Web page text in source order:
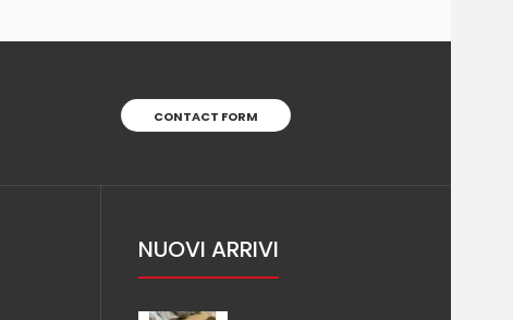
CONTACT FORM
NUOVI ARRIVI